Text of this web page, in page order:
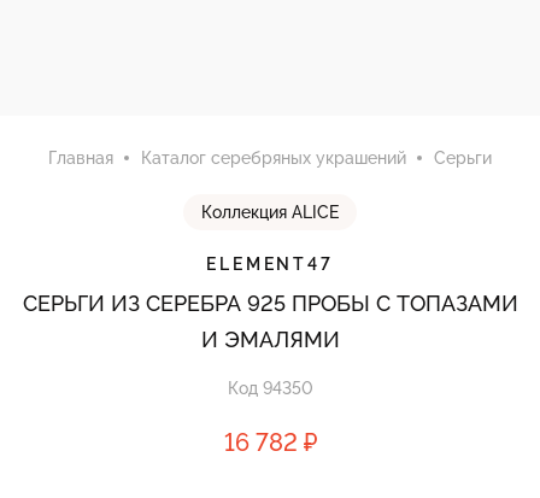
Главная Каталог серебряных украшений Серьги
Коллекция ALICE
ELEMENT47
СЕРЬГИ ИЗ СЕРЕБРА 925 ПРОБЫ С ТОПАЗАМИ
И ЭМАЛЯМИ
Код 94350
16 782 ₽